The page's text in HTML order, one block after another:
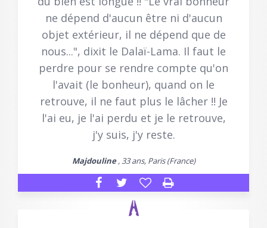
ne dépend d'aucun être ni d'aucun
objet extérieur, il ne dépend que de
nous...", dixit le Dalaï-Lama. Il faut le
perdre pour se rendre compte qu'on
l'avait (le bonheur), quand on le
retrouve, il ne faut plus le lâcher !! Je
l'ai eu, je l'ai perdu et je le retrouve,
j'y suis, j'y reste.
Majdouline, 33 ans, Paris (France)